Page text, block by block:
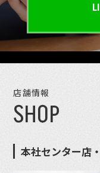
店舗情報
SHOP
本社センター店